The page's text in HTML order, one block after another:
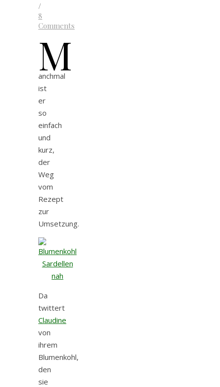
/
8
Comments
M
anchmal
ist
er
so
einfach
und
kurz,
der
Weg
vom
Rezept
zur
Umsetzung.
Da
twittert
Claudine
von
ihrem
Blumenkohl,
den
sie